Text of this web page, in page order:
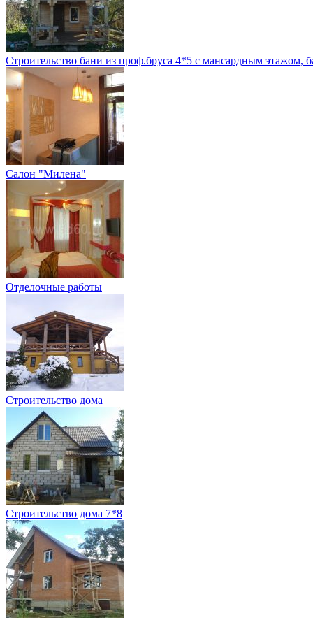
Строительство бани из проф.бруса 4*5 с мансардным этажом,
Салон "Милена"
Отделочные работы
Строительство дома
Строительство дома 7*8